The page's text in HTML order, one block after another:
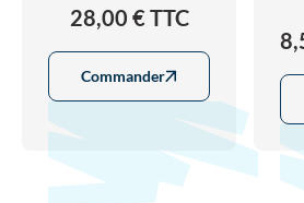
28,00 € TTC
Commander